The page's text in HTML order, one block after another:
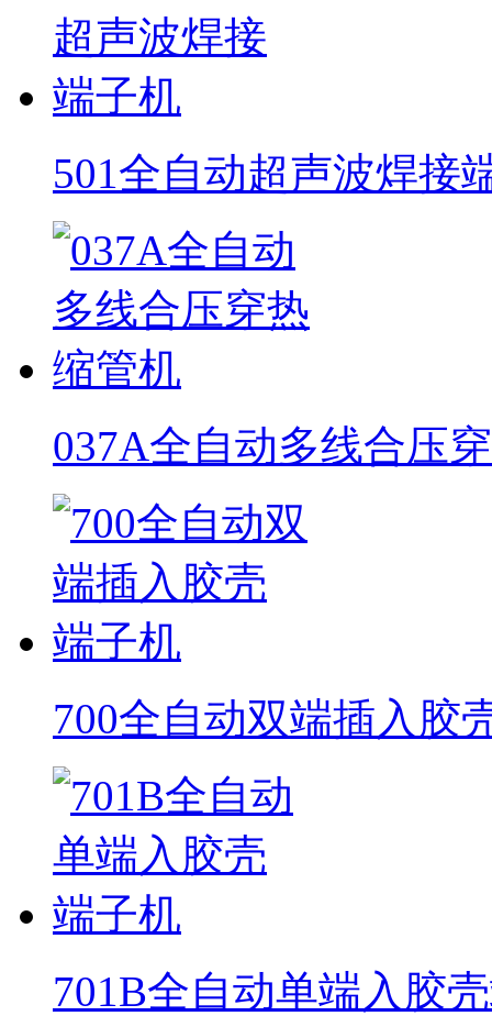
501全自动超声波焊接
037A全自动多线合压
700全自动双端插入胶
701B全自动单端入胶